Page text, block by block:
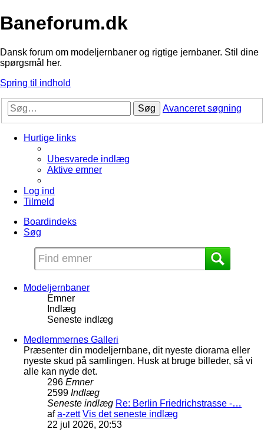
Baneforum.dk
Dansk forum om modeljernbaner og rigtige jernbaner. Stil dine
spørgsmål her.
Spring til indhold
Søg Avanceret søgning
Hurtige links
Ubesvarede indlæg
Aktive emner
Log ind
Tilmeld
Boardindeks
Søg
Modeljernbaner
Emner
Indlæg
Seneste indlæg
Medlemmernes Galleri
Præsenter din modeljernbane, dit nyeste diorama eller
nyeste skud på samlingen. Husk at bruge billeder, så vi
alle kan nyde det.
296 Emner
2599 Indlæg
Seneste indlæg Re: Berlin Friedrichstrasse -…
afa-zett Vis det seneste indlæg
22 jul 2026, 20:53